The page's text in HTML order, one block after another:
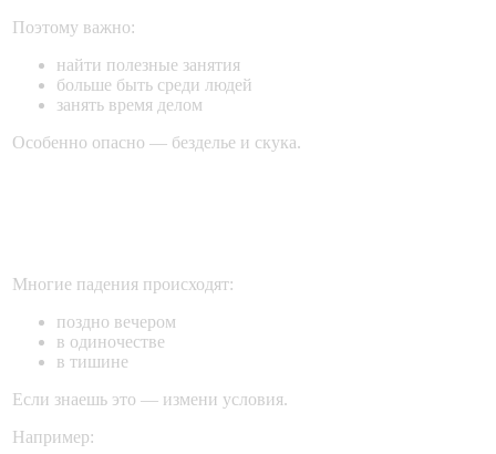
Поэтому важно:
найти полезные занятия
больше быть среди людей
занять время делом
Особенно опасно — безделье и скука.
Многие падения происходят:
поздно вечером
в одиночестве
в тишине
Если знаешь это — измени условия.
Например: